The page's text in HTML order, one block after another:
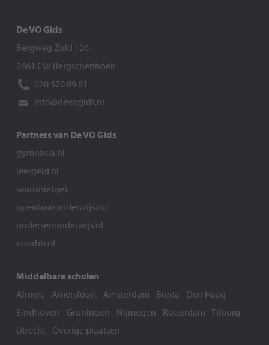
De VO Gids
Bergweg Zuid 126
2661 CW Bergschenhoek
020 570 89 81
info@devogids.nl
Partners van De VO Gids
gymnasia.nl
leergeld.nl
saarisnietgek
openbaaronderwijs.nu
oudersenonderwijs.nl
vosabb.nl
Middelbare scholen
Almere - Amersfoort- Amsterdam - Breda - Den Haag -
Eindhoven - Groningen - Nijmegen - Rotterdam -Tilburg -
Utrecht- Overige plaatsen